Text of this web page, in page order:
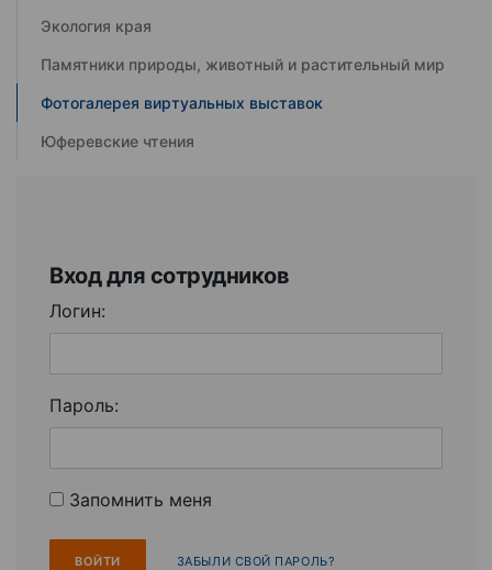
Экология края
Памятники природы, животный и растительный мир
Фотогалерея виртуальных выставок
Юферевские чтения
Вход для сотрудников
Логин:
Пароль:
Запомнить меня
ЗАБЫЛИ СВОЙ ПАРОЛЬ?